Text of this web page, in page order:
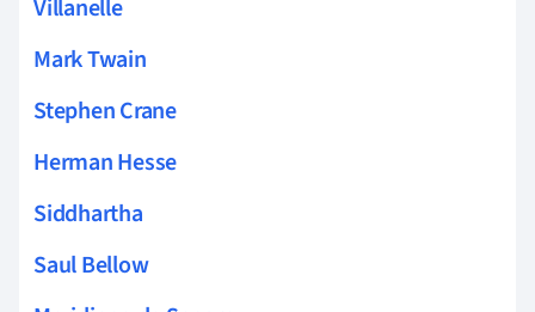
Villanelle
Mark Twain
Stephen Crane
Herman Hesse
Siddhartha
Saul Bellow